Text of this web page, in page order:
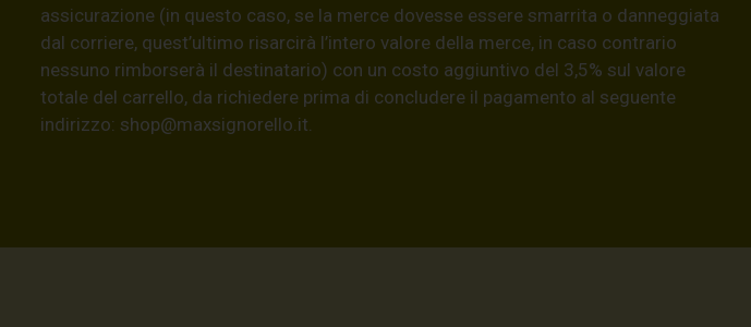
assicurazione (in questo caso, se la merce dovesse essere smarrita o danneggiata
dal corriere, quest’ultimo risarcirà l’intero valore della merce, in caso contrario
nessuno rimborserà il destinatario) con un costo aggiuntivo del 3,5% sul valore
totale del carrello, da richiedere prima di concludere il pagamento al seguente
indirizzo: shop@maxsignorello.it